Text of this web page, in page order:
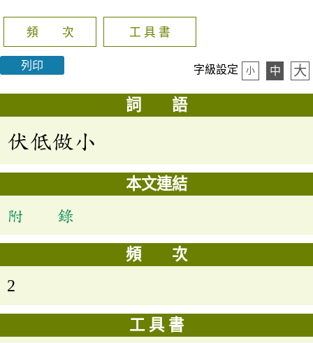
頻 次 工 具 書
列印 字級設定 小 中 大
詞 語
伏低做小
本文連結
附 錄
頻 次
2
工 具 書